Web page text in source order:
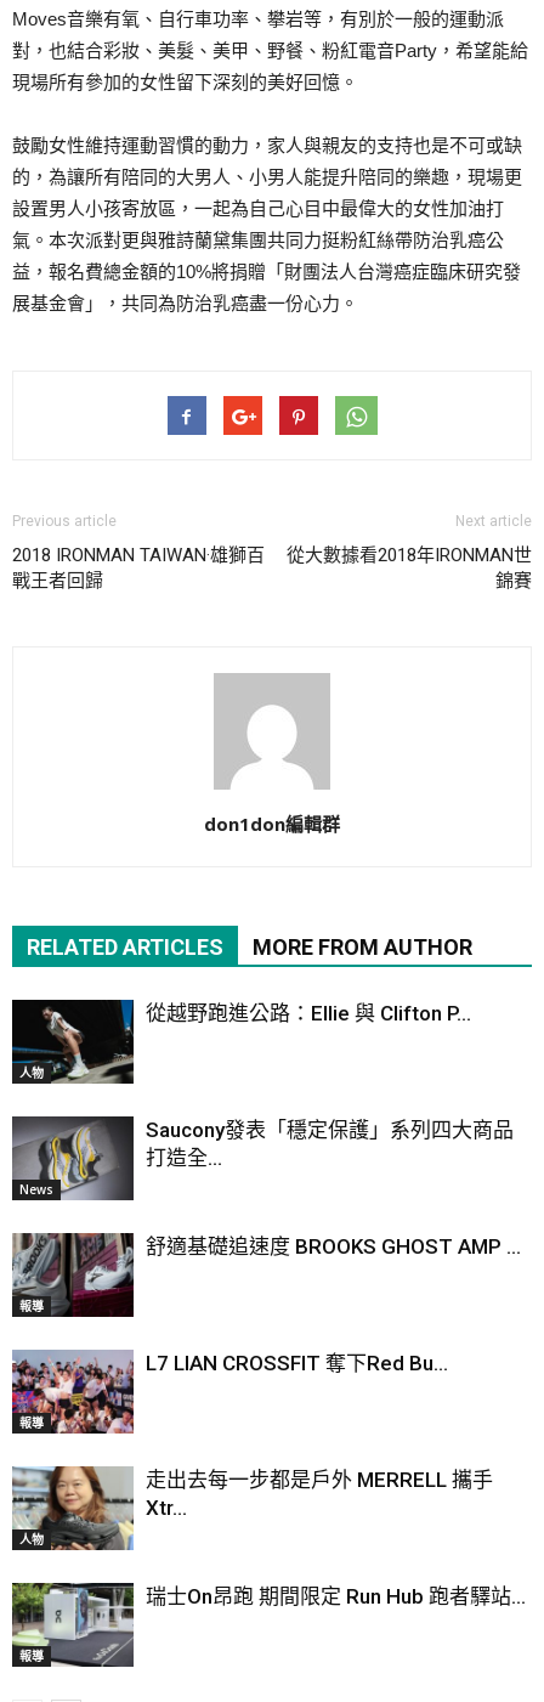
Moves音樂有氧、自行車功率、攀岩等，有別於一般的運動派
對，也結合彩妝、美髮、美甲、野餐、粉紅電音Party，希望能給
現場所有參加的女性留下深刻的美好回憶。
鼓勵女性維持運動習慣的動力，家人與親友的支持也是不可或缺
的，為讓所有陪同的大男人、小男人能提升陪同的樂趣，現場更
設置男人小孩寄放區，一起為自己心目中最偉大的女性加油打
氣。本次派對更與雅詩蘭黛集團共同力挺粉紅絲帶防治乳癌公
益，報名費總金額的10%將捐贈「財團法人台灣癌症臨床研究發
展基金會」，共同為防治乳癌盡一份心力。
Previous article
2018 IRONMAN TAIWAN·雄獅百
戰王者回歸
Next article
從大數據看2018年IRONMAN世
錦賽
don1don編輯群
RELATED ARTICLES MORE FROM AUTHOR
人物
從越野跑進公路：Ellie 與 Clifton P...
News
Saucony發表「穩定保護」系列四大商品
打造全...
報導
舒適基礎追速度 BROOKS GHOST AMP ...
報導
L7 LIAN CROSSFIT 奪下Red Bu...
人物
走出去每一步都是戶外 MERRELL 攜手
Xtr...
報導
瑞士On昂跑 期間限定 Run Hub 跑者驛站...